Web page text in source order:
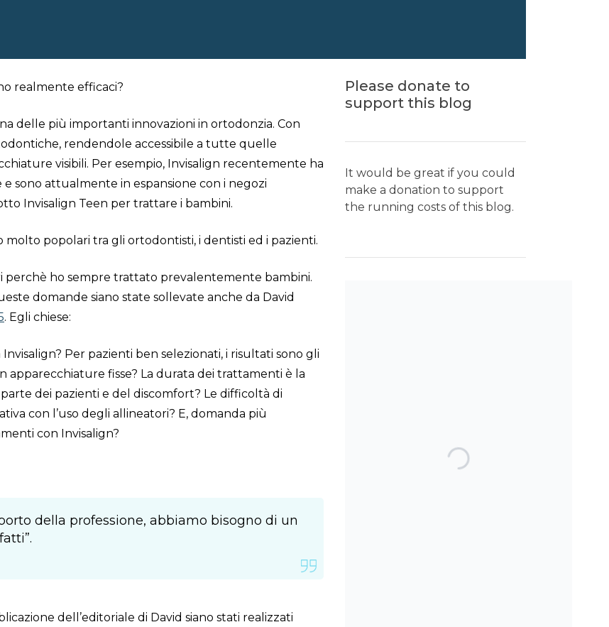
realmente efficaci?
delle più importanti innovazioni in ortodonzia. Con
rendendole accessibile a tutte quelle
visibili. Per esempio, Invisalign recentemente ha
sono attualmente in espansione con i negozi
Invisalign Teen per trattare i bambini.
popolari tra gli ortodontisti, i dentisti ed i pazienti.
perchè ho sempre trattato prevalentemente bambini.
domande siano state sollevate anche da David
. Egli chiese:
Per pazienti ben selezionati, i risultati sono gli
apparecchiature fisse? La durata dei trattamenti è la
parte dei pazienti e del discomfort? Le difficoltà di
con l’uso degli allineatori? E, domanda più
con Invisalign?
della professione, abbiamo bisogno di un
dell’editoriale di David siano stati realizzati
Please donate to
support this blog
It would be great if you could
make a donation to support
the running costs of this blog.
TOP POSTS & PAGES